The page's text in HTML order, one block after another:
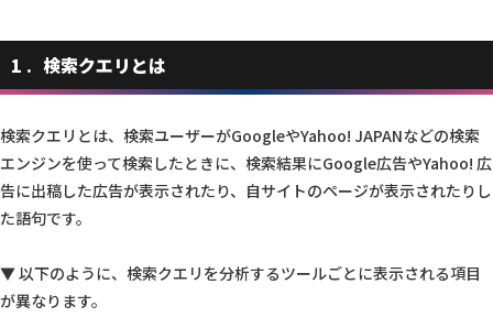
1 検索クエリとは
検索クエリとは、検索ユーザーがGoogleやYahoo! JAPANなどの検索
エンジンを使って検索したときに、検索結果にGoogle広告やYahoo! 広
告に出稿した広告が表示されたり、自サイトのページが表示されたりし
た語句です。
▼ 以下のように、検索クエリを分析するツールごとに表示される項目
が異なります。